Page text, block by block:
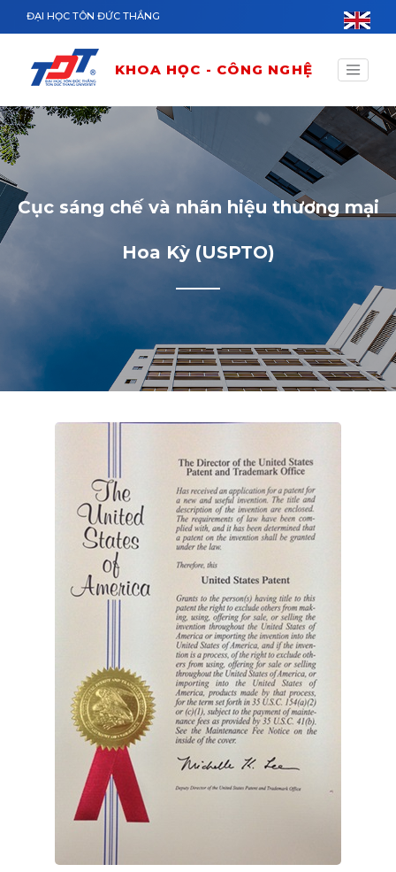
Nhảy đến nội dung
ĐẠI HỌC TÔN ĐỨC THẮNG
KHOA HỌC - CÔNG NGHỆ
Cục sáng chế và nhãn hiệu thương mại
Hoa Kỳ (USPTO)